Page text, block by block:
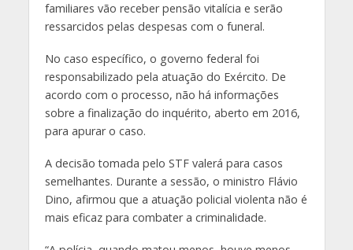
familiares vão receber pensão vitalícia e serão
ressarcidos pelas despesas com o funeral.
No caso específico, o governo federal foi
responsabilizado pela atuação do Exército. De
acordo com o processo, não há informações
sobre a finalização do inquérito, aberto em 2016,
para apurar o caso.
A decisão tomada pelo STF valerá para casos
semelhantes. Durante a sessão, o ministro Flávio
Dino, afirmou que a atuação policial violenta não é
mais eficaz para combater a criminalidade.